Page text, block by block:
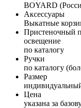
BOYARD
Аксессуары
Выкатные
Пристеночный
освещение
по каталогу
Ручки
по каталогу
Размер
Цена
указана за